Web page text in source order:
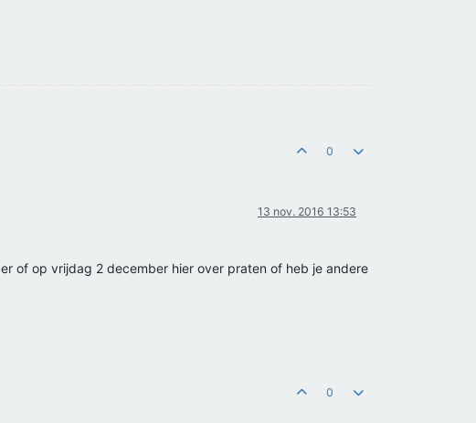
0
13 nov. 2016 13:53
of op vrijdag 2 december hier over praten of heb je andere
0